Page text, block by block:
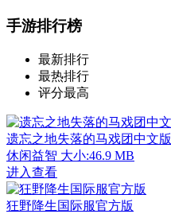
手游排行榜
最新排行
最热排行
评分最高
遗忘之地失落的马戏团中文版
休闲益智 大小:46.9 MB
进入查看
狂野降生国际服官方版